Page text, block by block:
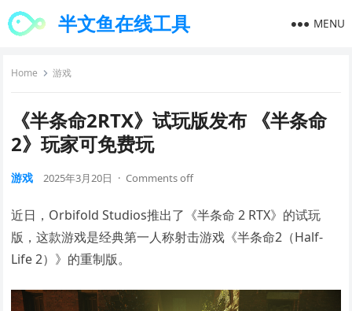
半文鱼在线工具 MENU
Home 游戏
《半条命2RTX》试玩版发布 《半条命
2》玩家可免费玩
游戏 2025年3月20日 · Comments off
近日，Orbifold Studios推出了《半条命 2 RTX》的试玩
版，这款游戏是经典第一人称射击游戏《半条命2（Half-
Life 2）》的重制版。